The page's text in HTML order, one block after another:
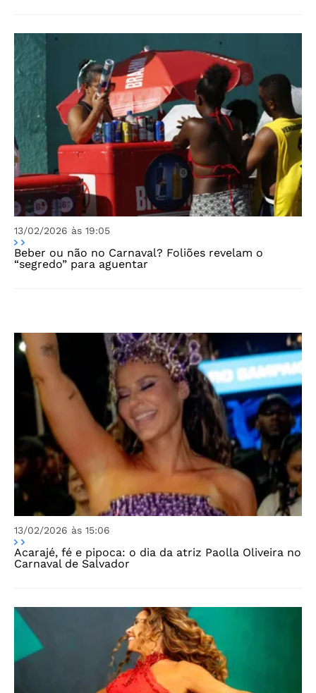
13/02/2026 às 19:05
Beber ou não no Carnaval? Foliões revelam o
“segredo” para aguentar
13/02/2026 às 15:06
Acarajé, fé e pipoca: o dia da atriz Paolla Oliveira no
Carnaval de Salvador